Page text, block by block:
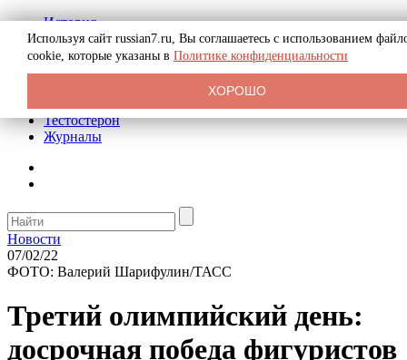
История
Биография
Криминал
Реклама на сайте
Тестостерон
Журналы
Новости
07/02/22
ФОТО: Валерий Шарифулин/ТАСС
Третий олимпийский день:
досрочная победа фигуристов
Используя сайт russian7.ru, Вы соглашаетесь с использованием
cookie, которые указаны в Политике конфиденциальности
ХОРОШО